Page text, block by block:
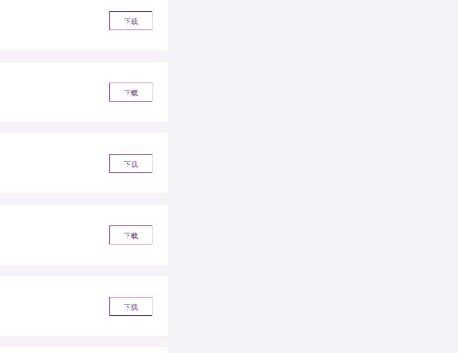
下载
下载
下载
下载
下载